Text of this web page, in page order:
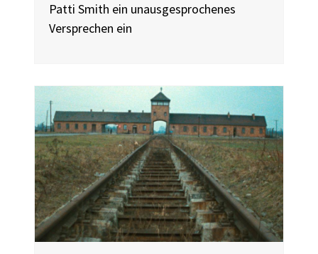
Patti Smith ein unausgesprochenes
Versprechen ein